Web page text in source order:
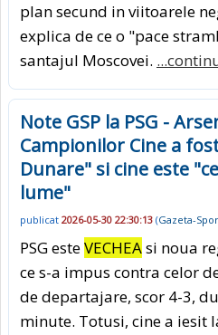
plan secund in viitoarele
explica de ce o "pace
santajul Moscovei.
Note GSP la PSG -
Campionilor Cine a
Dunare" si cine este
lume"
publicat 2026-05-30 22:30:13 (Gazeta-
PSG esteVECHEAsi noua
ce s-a impus contra celor
de departajare, scor 4-3,
minute. Totusi, cine a iesit